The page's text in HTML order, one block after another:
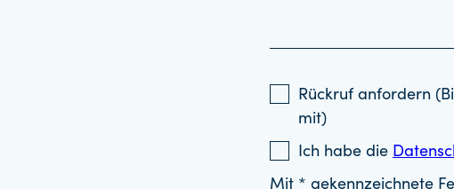
Rückruf anfordern
mit)
Ich habe die
Mit * gekennzeichnete